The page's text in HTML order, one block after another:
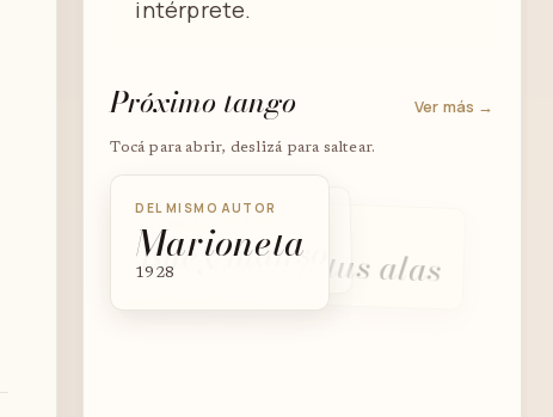
intérprete.
Próximo tango Ver más →
Tocá para abrir, deslizá para saltear.
DEL MISMO AUTOR
Marioneta
1928
Buey manso
DEL MISMO AUTOR
Llévame en tus alas